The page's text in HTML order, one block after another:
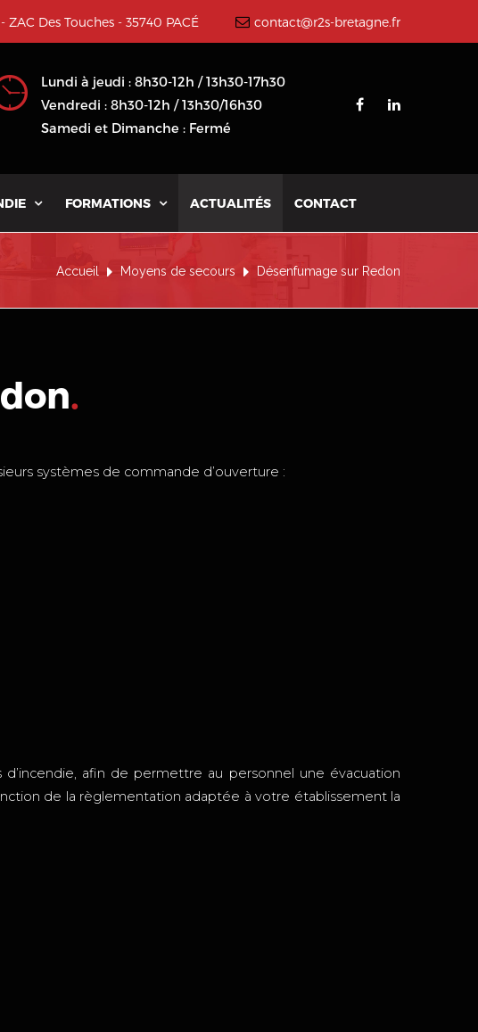
Des Touches - 35740 PACÉ contact@r2s-bretagne.fr
Lundi à jeudi : 8h30-12h / 13h30-17h30
Vendredi : 8h30-12h / 13h30/16h30
Samedi et Dimanche : Fermé
 FORMATIONS  ACTUALITÉS CONTACT
Accueil Moyens de secours Désenfumage sur Redon
.
systèmes de commande d’ouverture :
afin de permettre au personnel une évacuation
de la règlementation adaptée à votre établissement la